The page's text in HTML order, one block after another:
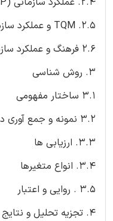
2.5. TQM و عملکرد سازمانی
2.6 فرهنگ و عملکرد سازمانی
3. روش شناسی
3.1 ساختار مفهومی
3.2 نمونه و جمع آوری داده ها
3.3. ارزیابی ها
3.4. انواع متغیرها
3.5 . روایی و اعتبار
4. تجزیه تحلیل و نتایج